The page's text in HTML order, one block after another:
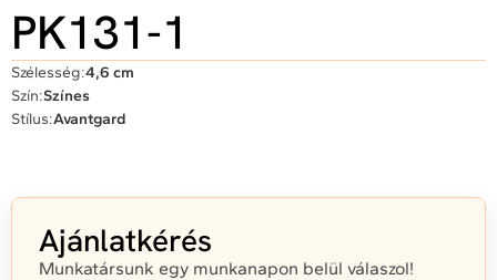
PK131-1
Szélesség:4,6 cm
Szín:Színes
Stílus:Avantgard
Ajánlatkérés
Munkatársunk egy munkanapon belül válaszol!